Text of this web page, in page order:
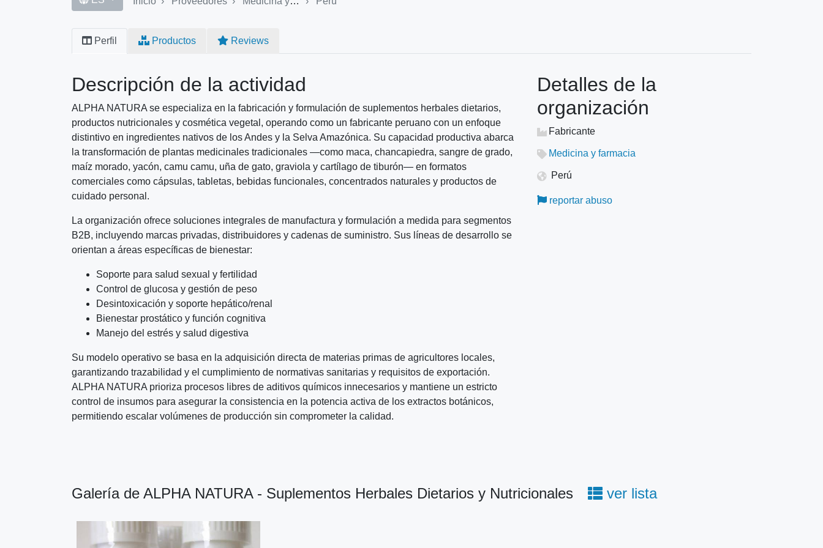
Primary
Perfil Productos Reviews
Descripción de la actividad
ALPHA NATURA se especializa en la fabricación y formulación de suplementos herbales dietarios,
productos nutricionales y cosmética vegetal, operando como un fabricante peruano con un enfoque
distintivo en ingredientes nativos de los Andes y la Selva Amazónica. Su capacidad productiva abarca
la transformación de plantas medicinales tradicionales —como maca, chancapiedra, sangre de grado,
maíz morado, yacón, camu camu, uña de gato, graviola y cartílago de tiburón— en formatos
comerciales como cápsulas, tabletas, bebidas funcionales, concentrados naturales y productos de
cuidado personal.
La organización ofrece soluciones integrales de manufactura y formulación a medida para segmentos
B2B, incluyendo marcas privadas, distribuidores y cadenas de suministro. Sus líneas de desarrollo se
orientan a áreas específicas de bienestar:
Soporte para salud sexual y fertilidad
Control de glucosa y gestión de peso
Desintoxicación y soporte hepático/renal
Bienestar prostático y función cognitiva
Manejo del estrés y salud digestiva
Su modelo operativo se basa en la adquisición directa de materias primas de agricultores locales,
garantizando trazabilidad y el cumplimiento de normativas sanitarias y requisitos de exportación.
ALPHA NATURA prioriza procesos libres de aditivos químicos innecesarios y mantiene un estricto
control de insumos para asegurar la consistencia en la potencia activa de los extractos botánicos,
permitiendo escalar volúmenes de producción sin comprometer la calidad.
Detalles de la
organización
Fabricante
Medicina y farmacia
Perú
reportar abuso
Galería de ALPHA NATURA - Suplementos Herbales Dietarios y Nutricionales ver lista